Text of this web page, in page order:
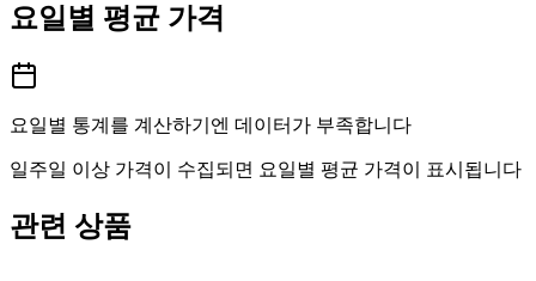
요일별 평균 가격
요일별 통계를 계산하기엔 데이터가 부족합니다
일주일 이상 가격이 수집되면 요일별 평균 가격이 표시됩니다
관련 상품